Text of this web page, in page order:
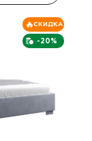
-20%
СКИДКА